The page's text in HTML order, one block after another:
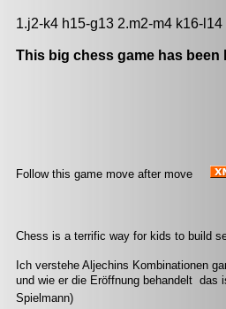
1.j2-k4 h15-g13 2.m2-m4 k16-
This big chess game has been
Follow this game move after move
Chess is a terrific way for kids to build
Ich verstehe Aljechins Kombinationen
und wie er die Eröffnung behandelt 
Spielmann)